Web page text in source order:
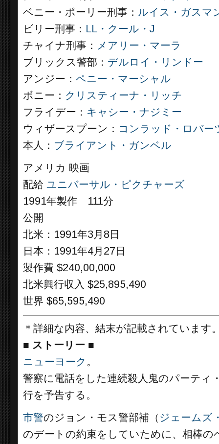
ベニー・ポーリー刑事： ルイス・ガスマ
ビリー刑事： LL・クール・J
チャイナ刑事： メアリー・マーラ
ブリックス警部： デルロイ・リンドー
アンジー： ペニー・マーシャル
ボニー： クリスティーナ・リッチ
フライデー： キャシー・ナジミー
ウィザースプーン： コンラッド・ロバー
本人： ブライアント・ガンベル
アメリカ 映画
配給 ユニバーサル・ピクチャーズ
1991年製作 111分
公開
北米：1991年3月8日
日本：1991年4月27日
製作費 $240,00,000
北米興行収入 $25,895,490
世界 $65,595,490
＊詳細な内容、結末が記載されています
■ ストーリー ■
ニューヨーク 。
警察に電話をした連続殺人鬼のパーティ
行を予告する。
市警のジョン・モス警部補（ ジェームズ
のデートの約束をしていために、相棒の